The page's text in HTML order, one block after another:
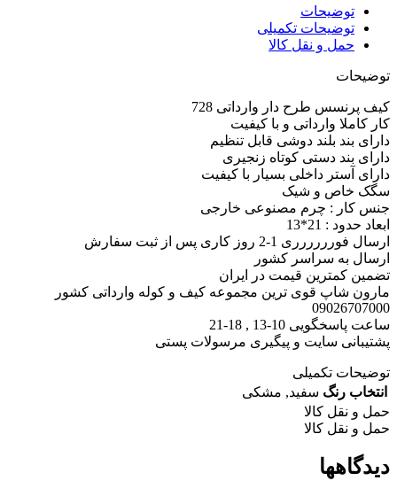
توضیحات
توضیحات تکمیلی
حمل و نقل کالا
توضیحات
کیف پرنسس طرح دار وارداتی 728
کار کاملا وارداتی و با کیفیت
دارای بند بلند دوشی قابل تنظیم
دارای بند دستی کوتاه زنجیری
دارای آستر داخلی بسیار با کیفیت
سگک خاص و شیک
جنس کار : چرم مصنوعی خارجی
ابعاد حدود : 21*13
ارسال فورررررری 1-2 روز کاری پس از ثبت سفارش
ارسال به سراسر کشور
تضمین کمترین قیمت در ایران
مارون شاپ قوی ترین مجموعه کیف و کوله وارداتی کشور
09026707000
ساعت پاسخگویی 10-13 , 18-21
پشتیبانی سایت و پیگیری مرسولات پستی
توضیحات تکمیلی
انتخاب رنگ سفید, مشکی
حمل و نقل کالا
حمل و نقل کالا
دیدگاهها